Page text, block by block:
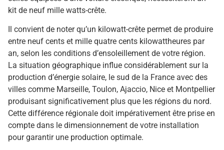
kit de neuf mille watts-crête.
Il convient de noter qu’un kilowatt-crête permet de produire
entre neuf cents et mille quatre cents kilowattheures par
an, selon les conditions d’ensoleillement de votre région.
La situation géographique influe considérablement sur la
production d’énergie solaire, le sud de la France avec des
villes comme Marseille, Toulon, Ajaccio, Nice et Montpellier
produisant significativement plus que les régions du nord.
Cette différence régionale doit impérativement être prise en
compte dans le dimensionnement de votre installation
pour garantir une production optimale.